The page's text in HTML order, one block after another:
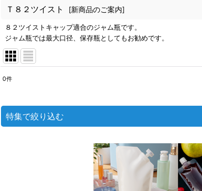
Ｔ８２ツイスト [新商品のご案内]
８２ツイストキャップ適合のジャム瓶です。
ジャム瓶では最大口径、保存瓶としてもお勧めです。
並び順 :
0件
特集で絞り込む